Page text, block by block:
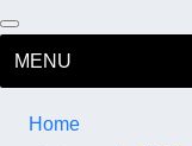
MENU
Home